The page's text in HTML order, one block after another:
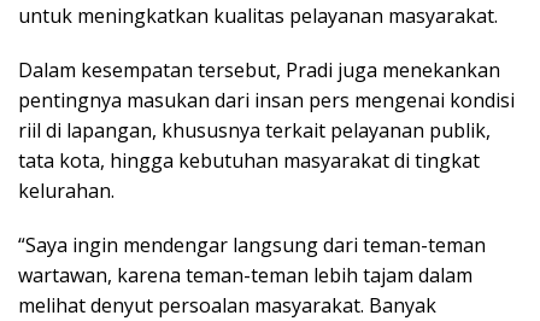
untuk meningkatkan kualitas pelayanan masyarakat.
Dalam kesempatan tersebut, Pradi juga menekankan
pentingnya masukan dari insan pers mengenai kondisi
riil di lapangan, khususnya terkait pelayanan publik,
tata kota, hingga kebutuhan masyarakat di tingkat
kelurahan.
“Saya ingin mendengar langsung dari teman-teman
wartawan, karena teman-teman lebih tajam dalam
melihat denyut persoalan masyarakat. Banyak